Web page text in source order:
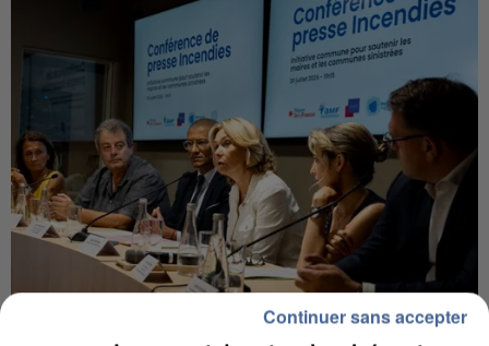
Continuer sans accepter